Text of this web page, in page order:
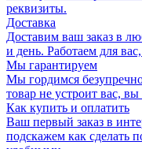
реквизиты.
Доставка
Доставим ваш заказ в
и день. Работаем для
Мы гарантируем
Мы гордимся
товар не устроит вас,
Как купить и оплатить
Ваш первый заказ в
подскажем как сделать